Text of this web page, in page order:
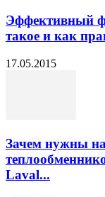
Эффективный
такое и как
17.05.2015
Зачем нужны
Laval...